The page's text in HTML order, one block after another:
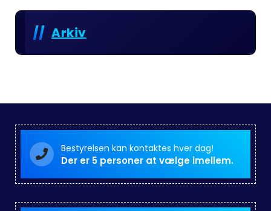
Arkiv
Bestyrelsen kan kontaktes hver dag!
Der er 5 personer at vælge imellem.